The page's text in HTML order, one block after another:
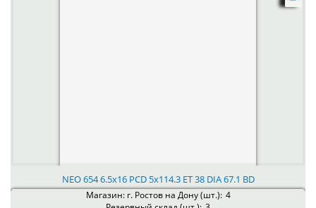
NEO 654 6.5x16 PCD 5x114.3 ET 38 DIA 67.1 BD
Магазин: г. Ростов на Дону (шт.): 4